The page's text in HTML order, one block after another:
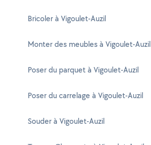
Bricoler à Vigoulet-Auzil
Monter des meubles à Vigoulet-Auzil
Poser du parquet à Vigoulet-Auzil
Poser du carrelage à Vigoulet-Auzil
Souder à Vigoulet-Auzil